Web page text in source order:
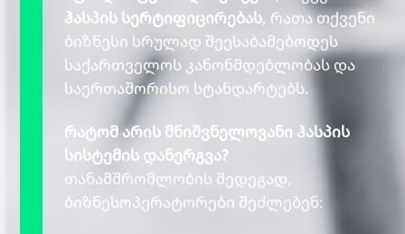
ჰასპის სერტიფიცირებას, რათა თქვენი
ბიზნესი სრულად შეესაბამებოდეს
საქართველოს კანონმდებლობას და
საერთაშორისო სტანდარტებს.
რატომ არის მნიშვნელოვანი ჰასპის
სისტემის დანერგვა?
თანამშრომლობის შედეგად,
ბიზნესოპერატორები შეძლებენ: